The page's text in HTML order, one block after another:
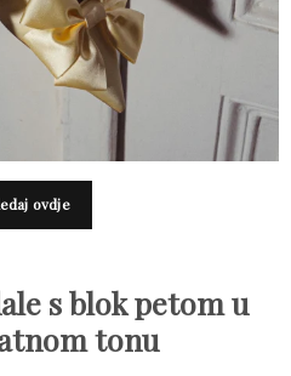
ovdje
s blok petom u
tonu